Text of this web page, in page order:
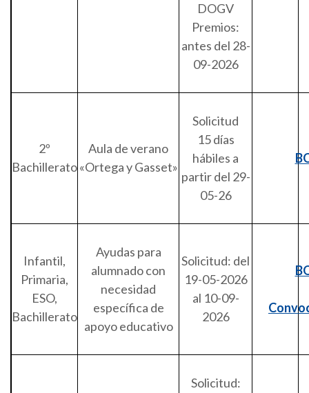
DOGV
Premios:
antes del 28-
09-2026
2º
Bachillerato
Aula de verano
«Ortega y Gasset»
Solicitud
15 días
hábiles a
partir del 29-
05-26
Infantil,
Primaria,
ESO,
Bachillerato
Ayudas para
alumnado con
necesidad
específica de
apoyo educativo
Solicitud: del
19-05-2026
al 10-09-
2026
Solicitud: